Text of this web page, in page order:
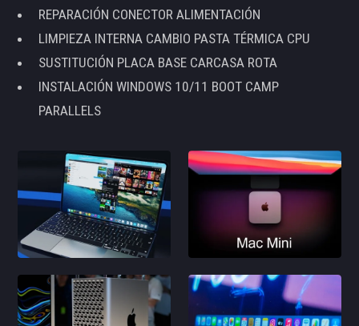
REPARACIÓN CONECTOR ALIMENTACIÓN
LIMPIEZA INTERNA CAMBIO PASTA TÉRMICA CPU
SUSTITUCIÓN PLACA BASE CARCASA ROTA
INSTALACIÓN WINDOWS 10/11 BOOT CAMP
PARALLELS